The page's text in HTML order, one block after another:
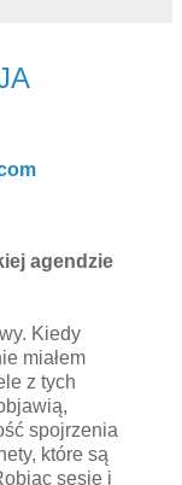
agendzie
Kiedy
miałem
z tych
spojrzenia
które są
sesję i